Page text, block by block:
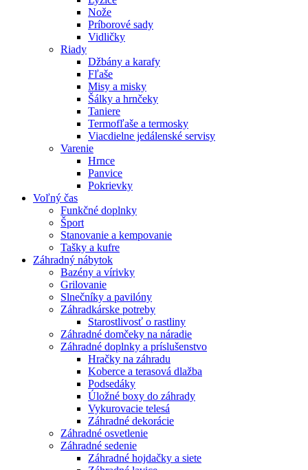
Nože
Príborové sady
Vidličky
Riady
Džbány a karafy
Fľaše
Misy a misky
Šálky a hrnčeky
Taniere
Termofľaše a termosky
Viacdielne jedálenské servisy
Varenie
Hrnce
Panvice
Pokrievky
Voľný čas
Funkčné doplnky
Šport
Stanovanie a kempovanie
Tašky a kufre
Záhradný nábytok
Bazény a vírivky
Grilovanie
Slnečníky a pavilóny
Záhradkárske potreby
Starostlivosť o rastliny
Záhradné domčeky na náradie
Záhradné doplnky a príslušenstvo
Hračky na záhradu
Koberce a terasová dlažba
Podsedáky
Úložné boxy do záhrady
Vykurovacie telesá
Záhradné dekorácie
Záhradné osvetlenie
Záhradné sedenie
Záhradné hojdačky a siete